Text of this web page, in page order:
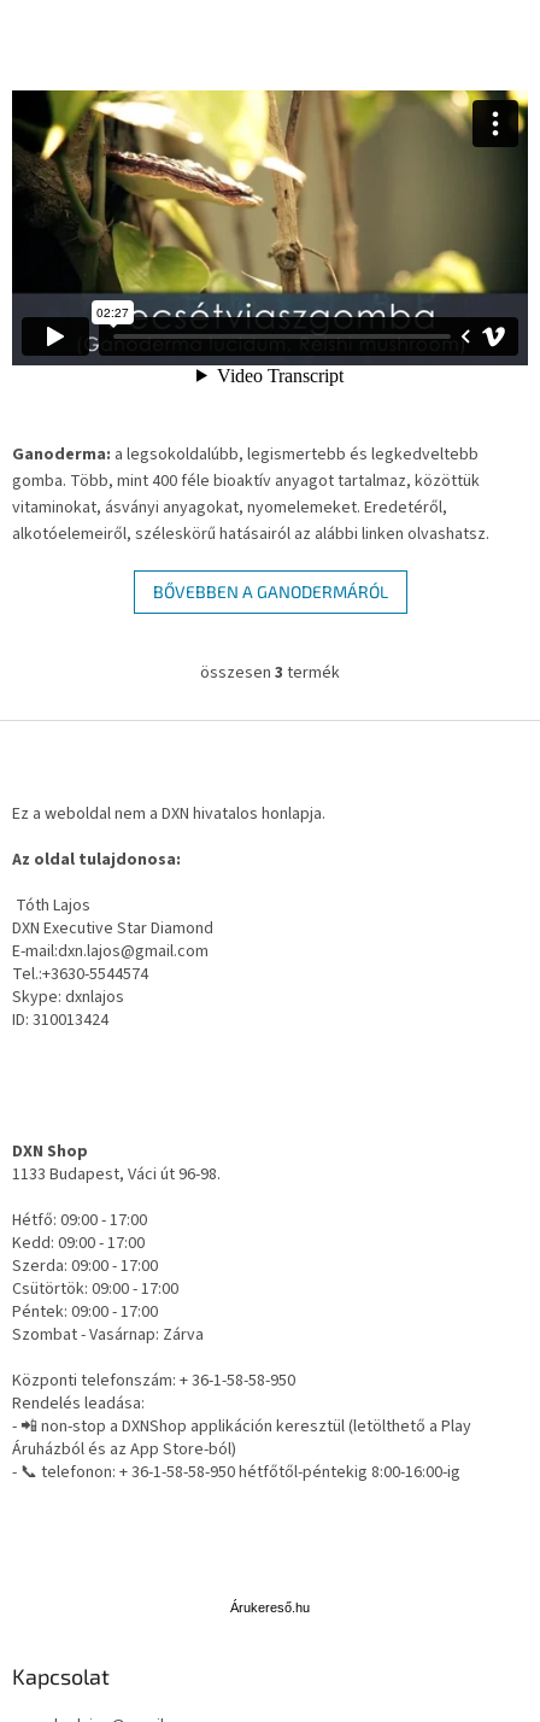
Ganoderma: a legsokoldalúbb, legismertebb és legkedveltebb
gomba. Több, mint 400 féle bioaktív anyagot tartalmaz, közöttük
vitaminokat, ásványi anyagokat, nyomelemeket. Eredetéről,
alkotóelemeiről, széleskörű hatásairól az alábbi linken olvashatsz.
BŐVEBBEN A GANODERMÁRÓL
L
s
r
összesen 3 termék
Ez a weboldal nem a DXN hivatalos honlapja.
Az oldal tulajdonosa:
Tóth Lajos
DXN Executive Star Diamond
E-mail:dxn.lajos@gmail.com
Tel.:+3630-5544574
Skype: dxnlajos
ID: 310013424
DXN Shop
1133 Budapest, Váci út 96-98.
Hétfő: 09:00 - 17:00
Kedd: 09:00 - 17:00
Szerda: 09:00 - 17:00
Csütörtök: 09:00 - 17:00
Péntek: 09:00 - 17:00
Szombat - Vasárnap: Zárva
Központi telefonszám: + 36-1-58-58-950
Rendelés leadása:
- 📲 non-stop a DXNShop applikáción keresztül (letölthető a Play
Áruházból és az App Store-ból)
- 📞 telefonon: + 36-1-58-58-950 hétfőtől-péntekig 8:00-16:00-ig
Árukereső.hu
Kapcsolat